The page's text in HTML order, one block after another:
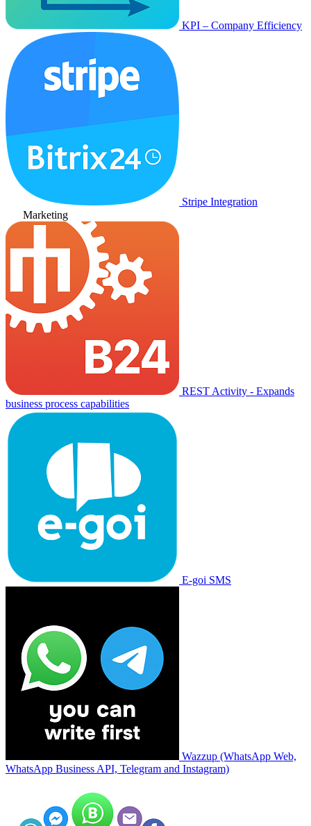
KPI – Company Efficiency
Stripe Integration
Marketing
REST Activity - Expands
business process capabilities
E-goi SMS
Wazzup (WhatsApp Web,
WhatsApp Business API, Telegram and Instagram)